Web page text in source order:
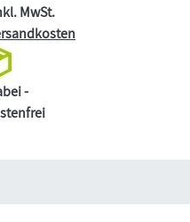
MwSt.
-